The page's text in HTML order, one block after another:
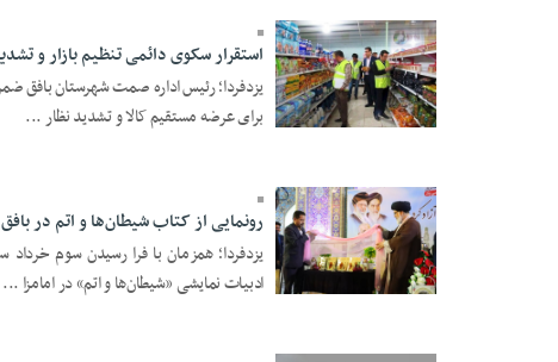
05 Khordad 1405 -
استقرار سکوی دائمی تنظیم بازار و
یزدفردا؛ رئیس اداره صمت شهرستان بافق
برای عرضه مستقیم کالا و تشدید نظار ...
04 Khordad 1405 -
رونمایی از کتاب شیطان‌ها و اتم در بافق
یزدفردا؛ همزمان با فرا رسیدن سوم
ادبیات نمایشی «شیطان‌ها و اتم» در امامزا ...